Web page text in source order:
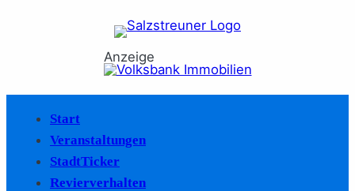
Anzeige
Start
Veranstaltungen
StadtTicker
Revierverhalten